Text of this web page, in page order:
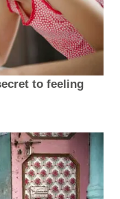
to feeling